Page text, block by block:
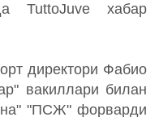
TuttoJuve хабар
директори Фабио
вакиллари билан
"ПСЖ" форварди